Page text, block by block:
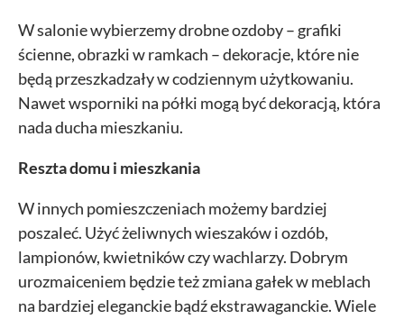
W salonie wybierzemy drobne ozdoby – grafiki
ścienne, obrazki w ramkach – dekoracje, które nie
będą przeszkadzały w codziennym użytkowaniu.
Nawet wsporniki na półki mogą być dekoracją, która
nada ducha mieszkaniu.
Reszta domu i mieszkania
W innych pomieszczeniach możemy bardziej
poszaleć. Użyć żeliwnych wieszaków i ozdób,
lampionów, kwietników czy wachlarzy. Dobrym
urozmaiceniem będzie też zmiana gałek w meblach
na bardziej eleganckie bądź ekstrawaganckie. Wiele